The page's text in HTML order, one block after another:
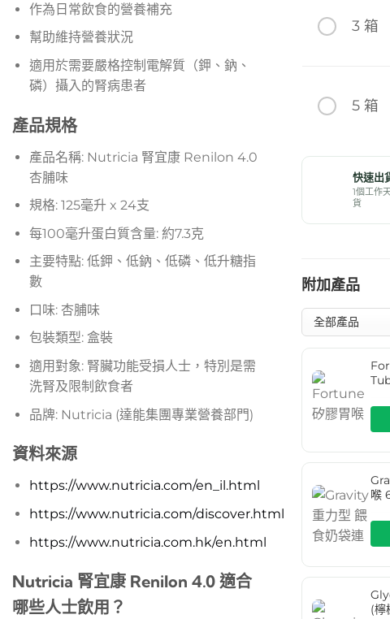
作為日常飲食的營養補充
幫助維持營養狀況
適用於需要嚴格控制電解質（鉀、鈉、
磷）攝入的腎病患者
產品規格
產品名稱: Nutricia 腎宜康 Renilon 4.0
杏脯味
規格: 125毫升 x 24支
每100毫升蛋白質含量: 約7.3克
主要特點: 低鉀、低鈉、低磷、低升糖指
數
口味: 杏脯味
包裝類型: 盒裝
適用對象: 腎臟功能受損人士，特別是需
洗腎及限制飲食者
品牌: Nutricia (達能集團專業營養部門)
資料來源
https://www.nutricia.com/en_il.html
https://www.nutricia.com/discover.html
https://www.nutricia.com.hk/en.html
Nutricia 腎宜康 Renilon 4.0 適合
哪些人士飲用？
3 箱
5 箱
快速出
1個工作
貨
附加產品
喉
(檸